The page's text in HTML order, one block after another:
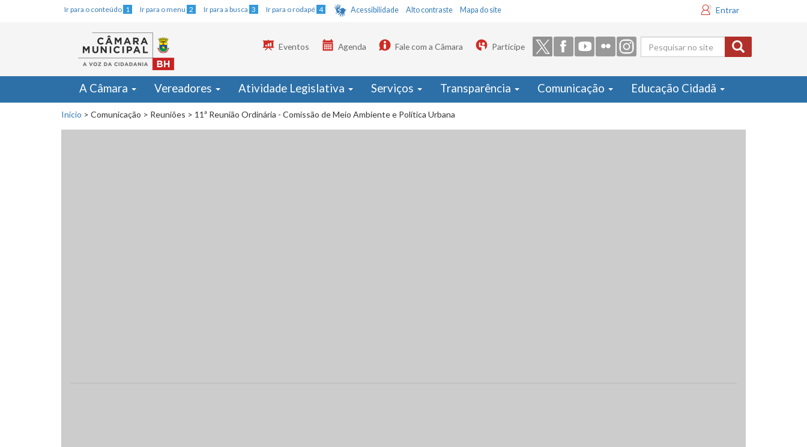
Ir para o conteúdo 1 Ir para o menu 2 Ir para a busca 3 Ir para o rodapé 4 Acessibilidade Alto contraste Mapa do site Entrar
Formulário
de busca
Eventos Agenda Fale com a Câmara Participe
A Câmara Vereadores Atividade Legislativa Serviços Transparência Comunicação Educação Cidadã
Início > Comunicação > Reuniões > 11ª Reunião Ordinária - Comissão de Meio Ambiente e Política Urbana